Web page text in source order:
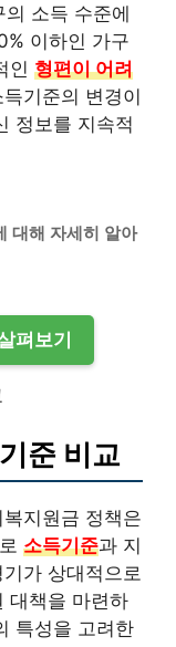
소득 수준에
이하인 가구
인 형편이 어려
기준의 변경이
정보를 지속적
대해 자세히 알아
펴보기
준 비교
지원금 정책은
소득기준과 지
가 상대적으로
대책을 마련하
특성을 고려한